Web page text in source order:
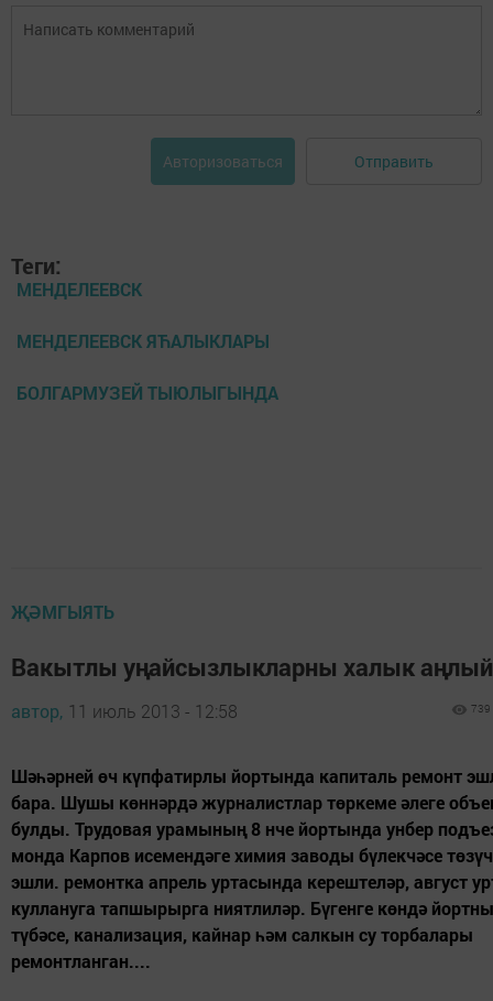
Авторизоваться Отправить
Теги:
МЕНДЕЛЕЕВСК
МЕНДЕЛЕЕВСК ЯЋАЛЫКЛАРЫ
БОЛГАРМУЗЕЙ ТЫЮЛЫГЫНДА
ҖӘМГЫЯТЬ
Вакытлы уңайсызлыкларны халык аңлый
автор, 11 июль 2013 - 12:58 739
Шәһәрней өч күпфатирлы йортында капиталь ремонт
бара. Шушы көннәрдә журналистлар төркеме әлеге
булды. Трудовая урамының 8 нче йортында унбер
монда Карпов исемендәге химия заводы бүлекчәсе
эшли. ремонтка апрель уртасында керештеләр, август
куллануга тапшырырга ниятлиләр. Бүгенге көндә
түбәсе, канализация, кайнар һәм салкын су торбалары
ремонтланган....